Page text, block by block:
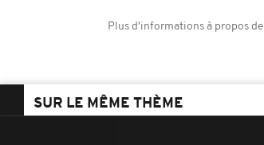
Plus d'informations à propos de
SUR LE MÊME THÈME